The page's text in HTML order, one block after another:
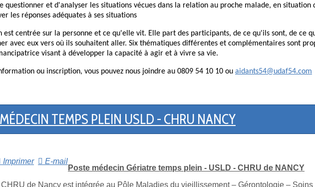
questionner et d'analyser les situations vécues dans la relation au proche malade, en situation
les réponses adéquates à ses situations
est centrée sur la personne et ce qu'elle vit. Elle part des participants, de ce qu'ils sont, de ce
avec eux vers où ils souhaitent aller. Six thématiques différentes et complémentaires sont
visant à développer la capacité à agir et à vivre sa vie.
ou inscription, vous pouvez nous joindre au 0809 54 10 10 ou aidants54@udaf54.com
TEMPS PLEIN USLD - CHRU NANCY
Imprimer
E-mail
Poste médecin Gériatre temps plein - USLD - CHRU de NANCY
CHRU de Nancy est intégrée au Pôle Maladies du vieillissement – Gérontologie –